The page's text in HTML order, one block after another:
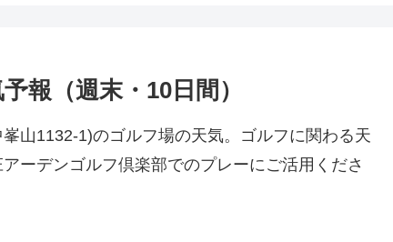
報（週末・10日間）
山1132-1)のゴルフ場の天気。ゴルフに関わる天
ーデンゴルフ倶楽部でのプレーにご活用くださ